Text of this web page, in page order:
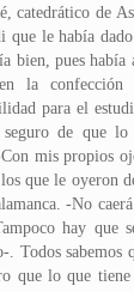
catedrático de
que le había
bien, pues había
la confección
para el
seguro de que
mis propios
que le oyeron
-No
hay que
Todos sabemos
que lo que